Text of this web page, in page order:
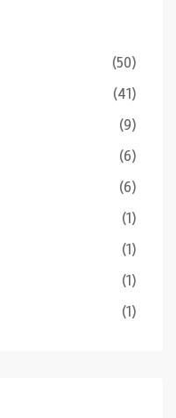
(50)
(41)
(9)
(6)
(6)
(1)
(1)
(1)
(1)